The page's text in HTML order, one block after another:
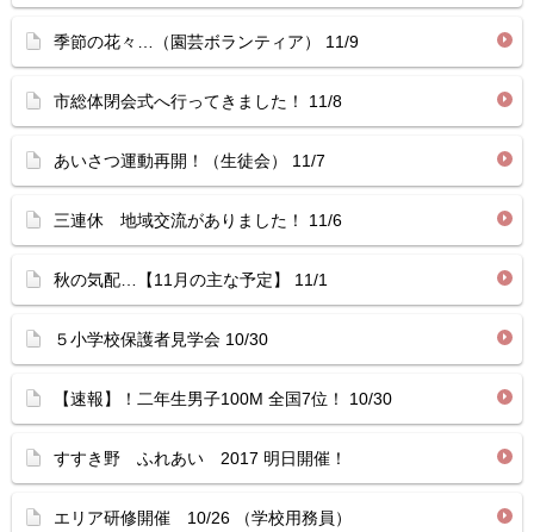
季節の花々…（園芸ボランティア） 11/9
市総体閉会式へ行ってきました！ 11/8
あいさつ運動再開！（生徒会） 11/7
三連休 地域交流がありました！ 11/6
秋の気配…【11月の主な予定】 11/1
５小学校保護者見学会 10/30
【速報】！二年生男子100M 全国7位！ 10/30
すすき野 ふれあい 2017 明日開催！
エリア研修開催 10/26 （学校用務員）